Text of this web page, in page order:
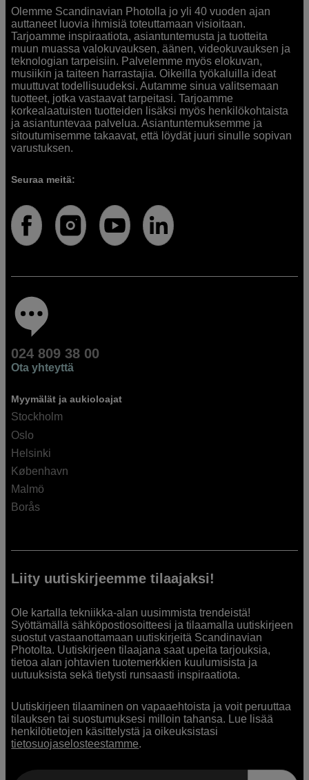
Olemme Scandinavian Photolla jo yli 40 vuoden ajan
auttaneet luovia ihmisiä toteuttamaan visioitaan.
Tarjoamme inspiraatiota, asiantuntemusta ja tuotteita
muun muassa valokuvauksen, äänen, videokuvauksen ja
teknologian tarpeisiin. Palvelemme myös elokuvan,
musiikin ja taiteen harrastajia. Oikeilla työkaluilla ideat
muuttuvat todellisuudeksi. Autamme sinua valitsemaan
tuotteet, jotka vastaavat tarpeitasi. Tarjoamme
korkealaatuisten tuotteiden lisäksi myös henkilökohtaista
ja asiantuntevaa palvelua. Asiantuntemuksemme ja
sitoutumisemme takaavat, että löydät juuri sinulle sopivan
varustuksen.
Seuraa meitä:
024 809 38 00
Ota yhteyttä
Myymälät ja aukioloajat
Stockholm
Oslo
Helsinki
København
Malmö
Borås
Liity uutiskirjeemme tilaajaksi!
Ole kartalla tekniikka-alan uusimmista trendeistä!
Syöttämällä sähköpostiosoitteesi ja tilaamalla uutiskirjeen
suostut vastaanottamaan uutiskirjeitä Scandinavian
Photolta. Uutiskirjeen tilaajana saat upeita tarjouksia,
tietoa alan johtavien tuotemerkkien kuulumisista ja
uutuuksista sekä tietysti runsaasti inspiraatiota.
Uutiskirjeen tilaaminen on vapaaehtoista ja voit peruuttaa
tilauksen tai suostumuksesi milloin tahansa. Lue lisää
henkilötietojen käsittelystä ja oikeuksistasi
tietosuojaselosteestamme.